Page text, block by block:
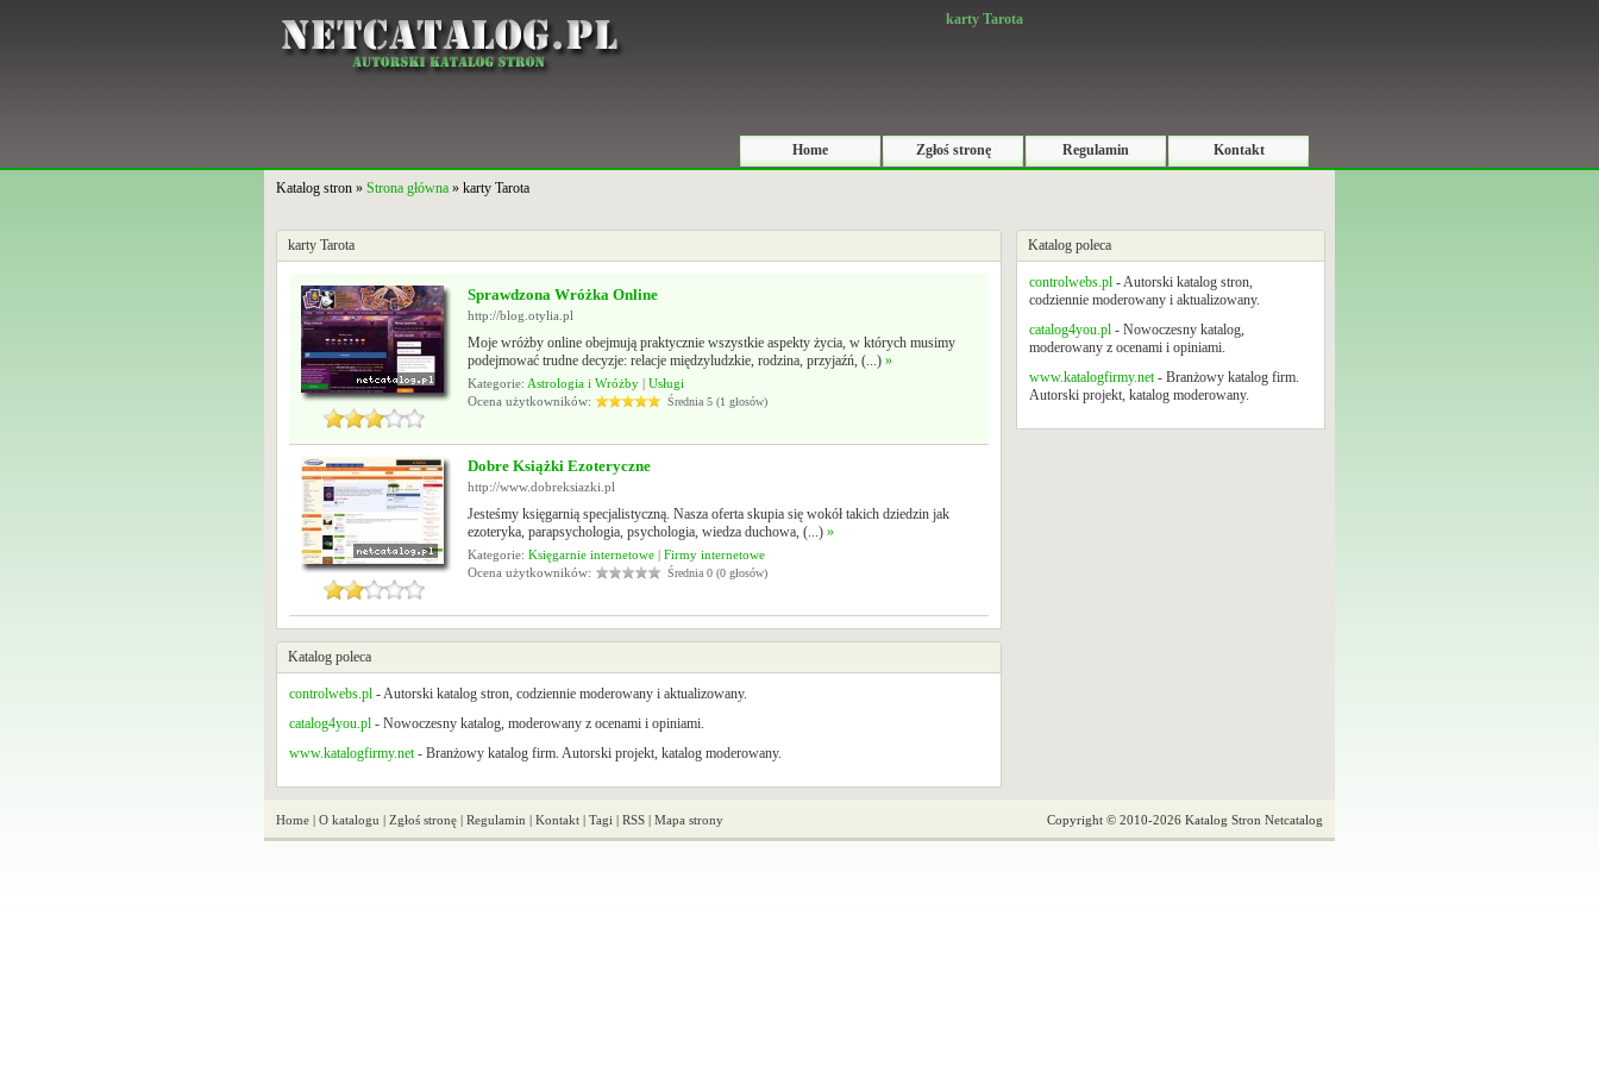
karty Tarota
Home Zgłoś stronę Regulamin Kontakt
Katalog stron » Strona główna » karty Tarota
karty Tarota
Sprawdzona Wróżka Online
http://blog.otylia.pl
Moje wróżby online obejmują praktycznie wszystkie aspekty życia, w których musimy
podejmować trudne decyzje: relacje międzyludzkie, rodzina, przyjaźń, (...) »
Kategorie: Astrologia i Wróżby | Usługi
Ocena użytkowników:
Średnia 5 (1 głosów)
Dobre Książki Ezoteryczne
http://www.dobreksiazki.pl
Jesteśmy księgarnią specjalistyczną. Nasza oferta skupia się wokół takich dziedzin jak
ezoteryka, parapsychologia, psychologia, wiedza duchowa, (...) »
Kategorie: Księgarnie internetowe | Firmy internetowe
Ocena użytkowników:
Średnia 0 (0 głosów)
Katalog poleca
controlwebs.pl - Autorski katalog stron, codziennie moderowany i aktualizowany.
catalog4you.pl - Nowoczesny katalog, moderowany z ocenami i opiniami.
www.katalogfirmy.net- Branżowy katalog firm. Autorski projekt, katalog moderowany.
Katalog poleca
controlwebs.pl - Autorski katalog stron,
codziennie moderowany i aktualizowany.
catalog4you.pl - Nowoczesny katalog,
moderowany z ocenami i opiniami.
www.katalogfirmy.net- Branżowy katalog firm.
Autorski projekt, katalog moderowany.
Home | O katalogu | Zgłoś stronę | Regulamin | Kontakt | Tagi | RSS | Mapa strony Copyright © 2010-2026 Katalog Stron Netcatalog